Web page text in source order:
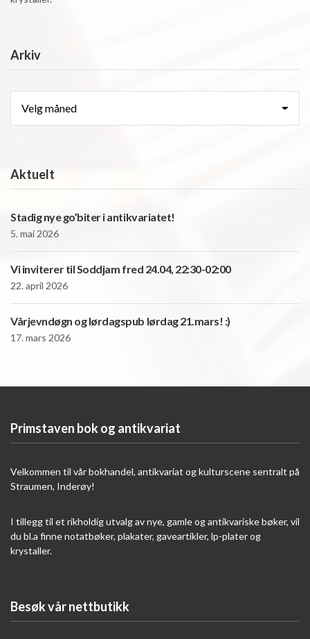
Arkiv
Aktuelt
Stadig nye go’biter i antikvariatet!
5. mai 2026
Vi inviterer til Soddjam fred 24.04, 22:30-02:00
22. april 2026
Vårjevndøgn og lørdagspub lørdag 21.mars! :)
17. mars 2026
Primstaven bok og antikvariat
Velkommen til vår bokhandel, antikvariat og kulturscene sentralt på
Straumen, Inderøy!
I tillegg til et rikholdig utvalg av nye, gamle og antikvariske bøker, vil
du bl.a finne notatbøker, plakater, gaveartikler, lp-plater og
krystaller.
Besøk vår nettbutikk